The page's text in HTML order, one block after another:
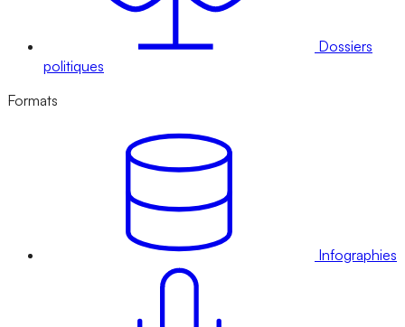
Dossiers
politiques
Formats
Infographies